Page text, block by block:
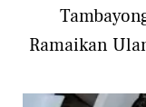
Ramaikan